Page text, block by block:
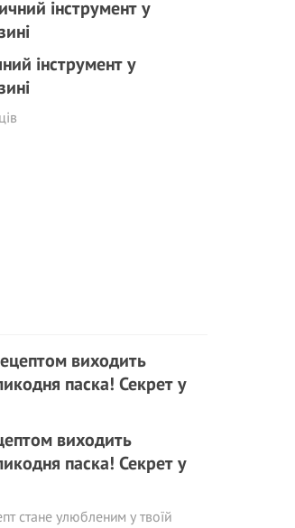
інструмент у
виходить
паска! Секрет у
стане улюбленим у твоїй